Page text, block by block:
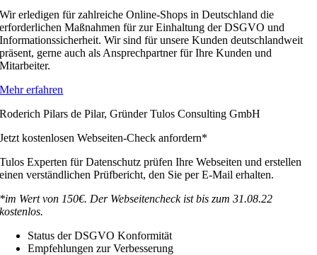
Wir erledigen für zahlreiche Online-Shops in Deutschland die
erforderlichen Maßnahmen für zur Einhaltung der DSGVO und
Informationssicherheit. Wir sind für unsere Kunden deutschlandweit
präsent, gerne auch als Ansprechpartner für Ihre Kunden und
Mitarbeiter.
Mehr erfahren
Roderich Pilars de Pilar, Gründer Tulos Consulting GmbH
Jetzt kostenlosen Webseiten-Check anfordern*
Tulos Experten für Datenschutz prüfen Ihre Webseiten und erstellen
einen verständlichen Prüfbericht, den Sie per E-Mail erhalten.
*im Wert von 150€. Der Webseitencheck ist bis zum 31.08.22
kostenlos.
Status der DSGVO Konformität
Empfehlungen zur Verbesserung